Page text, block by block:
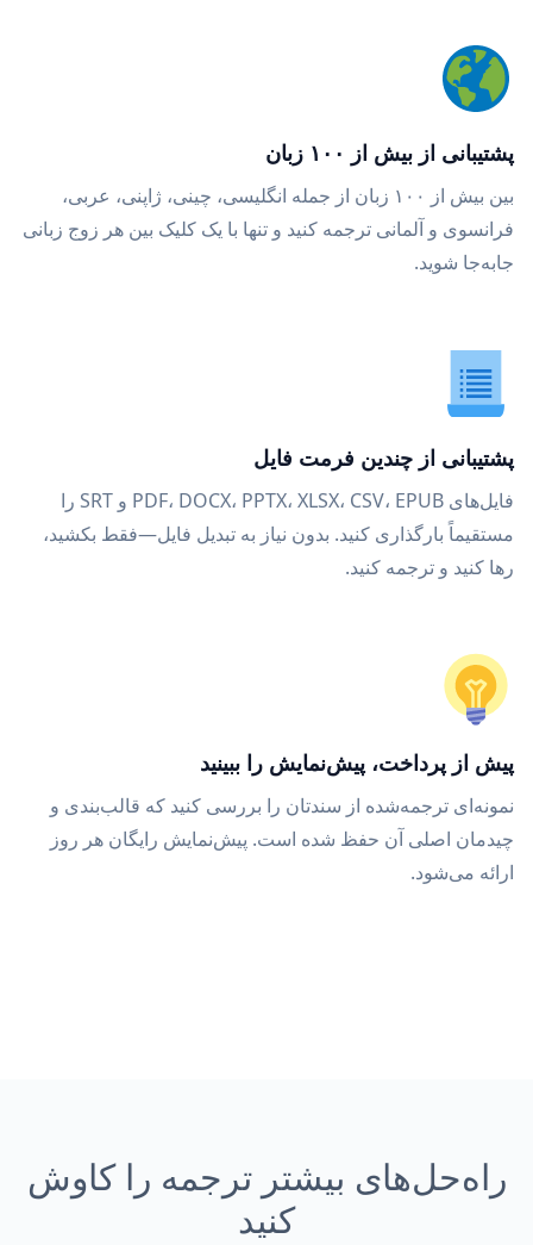
پشتیبانی از بیش از ۱۰۰ زبان
بین بیش از ۱۰۰ زبان از جمله انگلیسی، چینی، ژاپنی، عربی،
فرانسوی و آلمانی ترجمه کنید و تنها با یک کلیک بین هر زوج زبانی
جابه‌جا شوید.
پشتیبانی از چندین فرمت فایل
فایل‌های PDF، DOCX، PPTX، XLSX، CSV، EPUB و SRT را
مستقیماً بارگذاری کنید. بدون نیاز به تبدیل فایل—فقط بکشید،
رها کنید و ترجمه کنید.
پیش از پرداخت، پیش‌نمایش را ببینید
نمونه‌ای ترجمه‌شده از سندتان را بررسی کنید که قالب‌بندی و
چیدمان اصلی آن حفظ شده است. پیش‌نمایش رایگان هر روز
ارائه می‌شود.
راه‌حل‌های بیشتر ترجمه را کاوش
کنید